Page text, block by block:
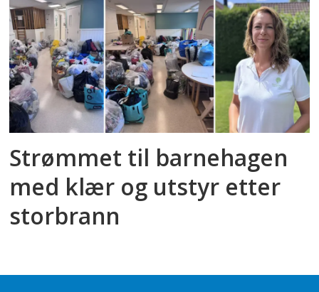
Strømmet til barnehagen
med klær og utstyr etter
storbrann